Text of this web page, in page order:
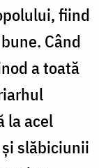
fiind
Când
a toată
la acel
slăbiciunii